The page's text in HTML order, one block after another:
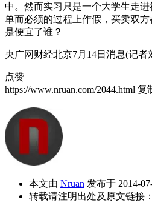
中。然而实习只是一个大学生走
单而必须的过程上作假，买卖双
是便宜了谁？
央广网财经北京7月14日消息(记者
点赞
https://www.nruan.com/2044.html 复
本文由 Nruan 发布于 2014-
转载请注明出处及原文链接：